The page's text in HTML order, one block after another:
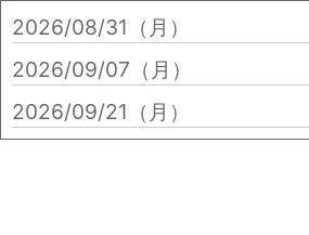
2026/08/31（月）
2026/09/07（月）
2026/09/21（月）